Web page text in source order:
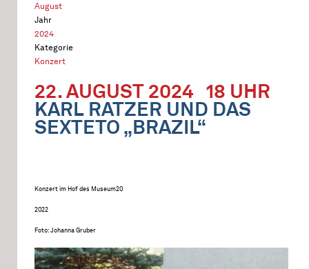
August
Jahr
2024
Kategorie
Konzert
22. AUGUST 2024 18 UHR
KARL RATZER UND DAS
SEXTETO „BRAZIL“
Konzert im Hof des Museum20
2022
Foto: Johanna Gruber